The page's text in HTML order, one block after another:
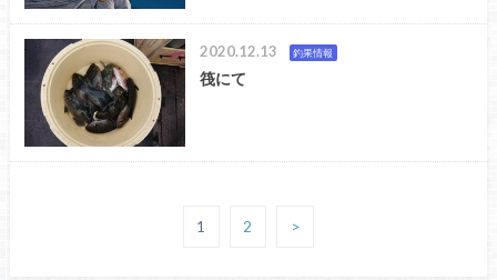
2020.12.13 釣果情報
筏にて
1 2 >